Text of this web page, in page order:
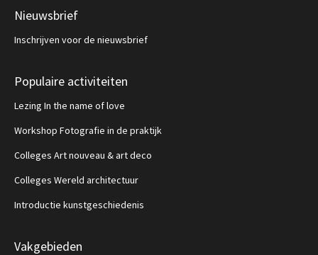
Nieuwsbrief
Inschrijven voor de nieuwsbrief
Populaire activiteiten
Lezing In the name of love
Workshop Fotografie in de praktijk
Colleges Art nouveau & art deco
Colleges Wereld architectuur
Introductie kunstgeschiedenis
Vakgebieden